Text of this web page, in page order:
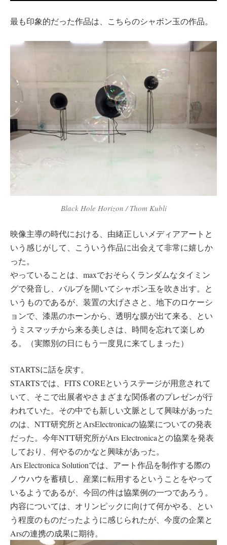
最も印象的だった作品は、こちらのシャボン玉の作品。
Black Hole Horizon / Thom Kubli
映像主導の時代における、由緒正しいメディアアートと
いう感じがして、こういう作品に出会えて非常に嬉しか
った。
やっていることは、maxでおそらくランダムなタイミン
グで発音し、バルブを開いてシャボン玉を吹き出す。と
いうものであるが、装置の大げささと、地下のロケーシ
ョンで、漆黒のホーンから、透明な膜が出て来る、とい
うミスマッチから来る美しさは、時間を忘れて楽しめ
る。（実際別の日にもう一度見に来てしまった）
STARTSに話を戻す。
STARTSでは、FITS COREというステージが用意されて
いて、そこで出展者やさまざまな関係者のプレゼンが行
われていた。その中でも新しい文脈として興味があった
のは、NTT研究所とArsElectronicaの協業についての発表
だった。今年NTT研究所がArs Electronicaとの協業を発表
しており、何やるのかなと興味があった。
Ars Electronica Solutionでは、アート作品を制作する際の
ノウハウを蓄積し、産業に転用するということをやって
いるようであるが、今回の件は協業例の一つであろう。
内容については、オリンピックに向けて何かやる、とい
う程度のものだったように感じられたが、今度の企業と
Arsの連携の成果に期待。